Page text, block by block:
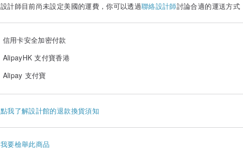
設計師目前尚未設定美國的運費，你可以透過聯絡設計師討論合適的運送方式
信用卡安全加密付款
AlipayHK 支付寶香港
Alipay 支付寶
點我了解設計館的退款換貨須知
我要檢舉此商品